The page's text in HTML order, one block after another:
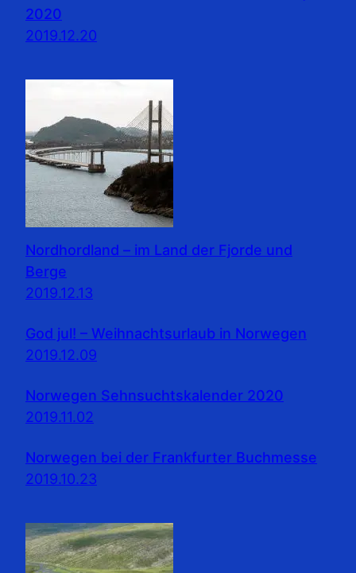
2020
2019.12.20
Nordhordland – im Land der Fjorde und
Berge
2019.12.13
God jul! – Weihnachtsurlaub in Norwegen
2019.12.09
Norwegen Sehnsuchtskalender 2020
2019.11.02
Norwegen bei der Frankfurter Buchmesse
2019.10.23